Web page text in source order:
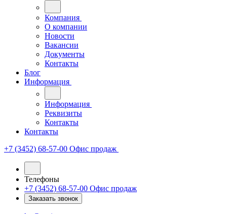
Компания
О компании
Новости
Вакансии
Документы
Контакты
Блог
Информация
Информация
Реквизиты
Контакты
Контакты
+7 (3452) 68-57-00 Офис продаж
Телефоны
+7 (3452) 68-57-00 Офис продаж
Заказать звонок